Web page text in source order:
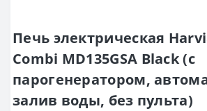
Печь электрическая
Combi MD135GSA Black (с
парогенератором,
залив воды, без пульта)